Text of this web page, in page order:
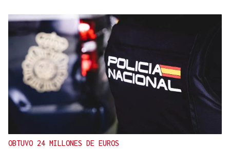
OBTUVO 24 MILLONES DE EUROS